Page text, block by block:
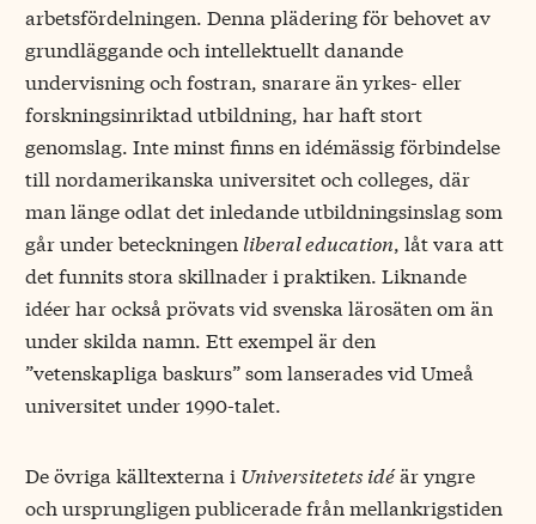
arbetsfördelningen. Denna plädering för behovet av
grundläggande och intellektuellt danande
undervisning och fostran, snarare än yrkes- eller
forskningsinriktad utbildning, har haft stort
genomslag. Inte minst finns en idémässig förbindelse
till nordamerikanska universitet och colleges, där
man länge odlat det inledande utbildningsinslag som
går under beteckningen liberal education, låt vara att
det funnits stora skillnader i praktiken. Liknande
idéer har också prövats vid svenska lärosäten om än
under skilda namn. Ett exempel är den
”vetenskapliga baskurs” som lanserades vid Umeå
universitet under 1990-talet.
De övriga källtexterna i Universitetets idéär yngre
och ursprungligen publicerade från mellankrigstiden